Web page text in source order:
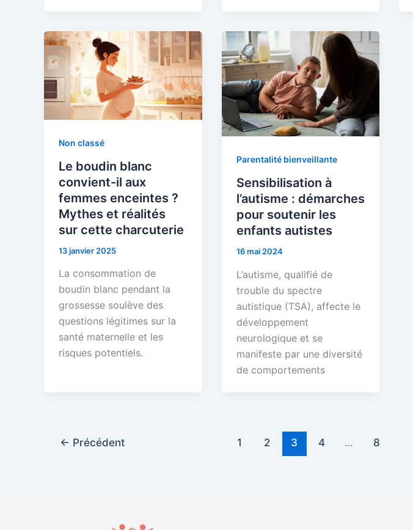
Non classé
Le boudin blanc
convient-il aux
femmes enceintes ?
Mythes et réalités
sur cette charcuterie
13 janvier 2025
La consommation de
boudin blanc pendant la
grossesse soulève des
questions légitimes sur la
santé maternelle et les
risques potentiels.
Parentalité bienveillante
Sensibilisation à
l’autisme : démarches
pour soutenir les
enfants autistes
16 mai 2024
L’autisme, qualifié de
trouble du spectre
autistique (TSA), affecte le
développement
neurologique et se
manifeste par une diversité
de comportements
← Précédent 1 2 3 4 … 8